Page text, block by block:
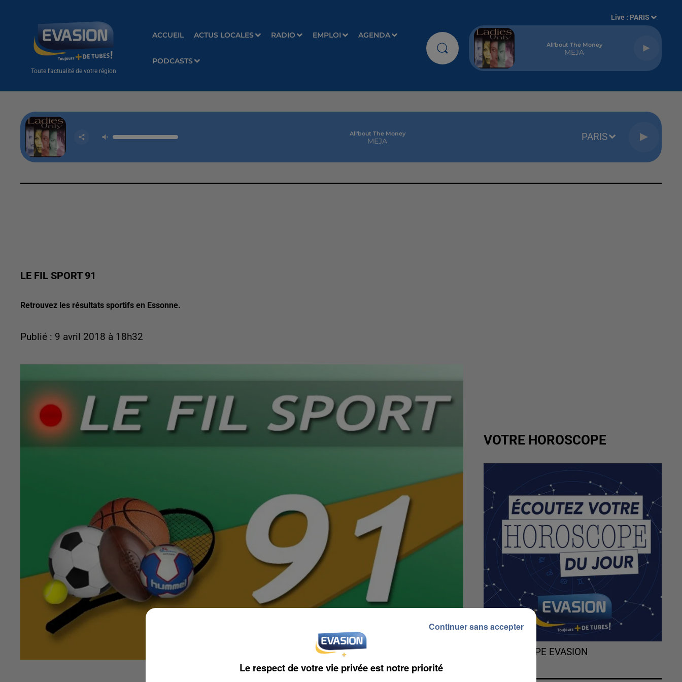
Toute l'actualité de votre région
ACCUEIL ACTUS LOCALES RADIO EMPLOI AGENDA
PODCASTS
Live : PARIS
All'bout The Money
MEJA
All'bout The Money
MEJA PARIS
LE FIL SPORT 91
Retrouvez les résultats sportifs en Essonne.
Publié : 9 avril 2018 à 18h32
VOTRE HOROSCOPE
L'HOROSCOPE EVASION
Le respect de votre vie privée est notre priorité
Continuer sans accepter